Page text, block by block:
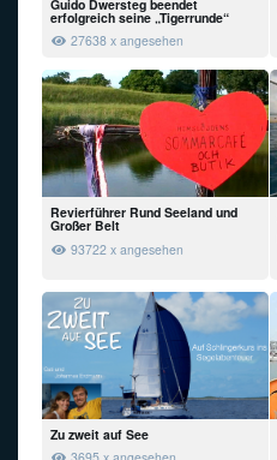
Guido Dwersteg beendet
erfolgreich seine „Tigerrunde“
27638 x angesehen
Revierführer Rund Seeland und
Großer Belt
93722 x angesehen
Zu zweit auf See